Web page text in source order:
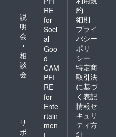
説
明
会
・
相
談
会
サ
ポ
RE
for
Soci
al
Goo
d
CAM
PFI
RE
for
Ente
rtain
men
約
細則
プライ
バシー
ポリ
シー
特定商
取引法
に基づ
く表記
情報セ
キュリ
ティ方
針